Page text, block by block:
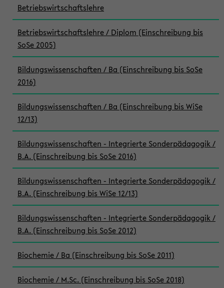
Betriebswirtschaftslehre
Betriebswirtschaftslehre / Diplom (Einschreibung bis
SoSe 2005)
Bildungswissenschaften / Ba (Einschreibung bis SoSe
2016)
Bildungswissenschaften / Ba (Einschreibung bis WiSe
12/13)
Bildungswissenschaften - Integrierte Sonderpädagogik /
B.A. (Einschreibung bis SoSe 2016)
Bildungswissenschaften - Integrierte Sonderpädagogik /
B.A. (Einschreibung bis WiSe 12/13)
Bildungswissenschaften - Integrierte Sonderpädagogik /
B.A. (Einschreibung bis SoSe 2012)
Biochemie / Ba (Einschreibung bis SoSe 2011)
Biochemie / M.Sc. (Einschreibung bis SoSe 2018)